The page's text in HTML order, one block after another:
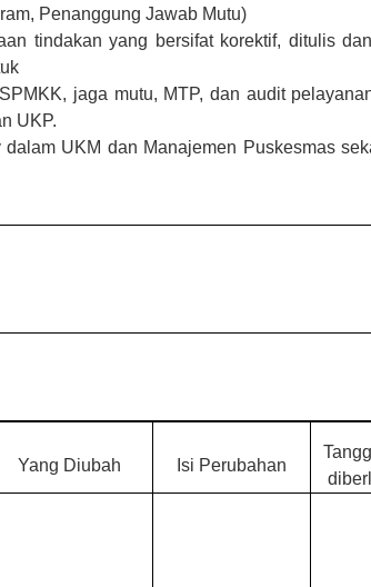
Penanggung Jawab Mutu)
tindakan yang bersifat korektif, ditulis
jaga mutu, MTP, dan audit
UKP.
dalam UKM dan Manajemen Puskesmas
Yang Diubah Isi Perubahan